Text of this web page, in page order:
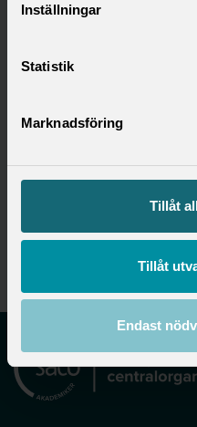
Inställningar
Statistik
Marknadsföring
Tillåt
Tillåt
Endast
Utbildningsområde
Utbildning